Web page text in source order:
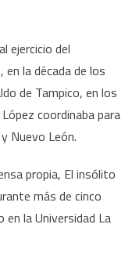
ejercicio del
la década de los
de Tampico, en los
coordinaba para
Nuevo León.
propia, El insólito
más de cinco
la Universidad La